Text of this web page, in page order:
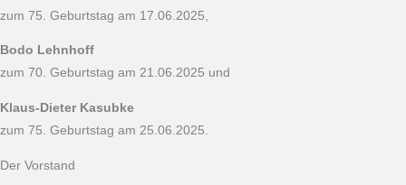
zum 75. Geburtstag am 17.06.2025,
Bodo Lehnhoff
zum 70. Geburtstag am 21.06.2025 und
Klaus-Dieter Kasubke
zum 75. Geburtstag am 25.06.2025.
Der Vorstand